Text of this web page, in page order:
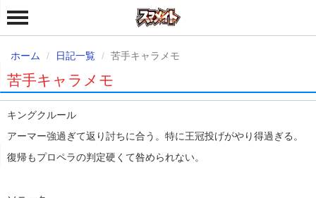
ホーム 日記一覧 苦手キャラメモ
苦手キャラメモ
キングクルール
アーマー強過ぎて返り討ちに合う。特に王冠投げがやり得過ぎる。
復帰もプロペラの判定硬くて咎められない。